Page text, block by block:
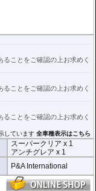
ルプロテクションフィル
れからメーターパネルを
れ目的に合わせたものをご
:耐摩耗性が非常に高く、
なります。
反射を軽減。視認性の低下
ーを読み取りやすくしま
対しても有効です。
取り付けに便利なクリー
の混入を防ぎ、きれいに
どで自然に気泡が消える
ことをご確認の上お求めく
ことをご確認の上お求めく
ことをご確認の上お求めく
しています全車種表示はこちら
スーパークリア x 1
アンチグレア x 1
P&A International